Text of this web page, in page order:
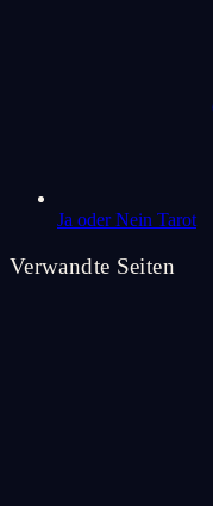
Ja oder Nein Tarot
Verwandte Seiten